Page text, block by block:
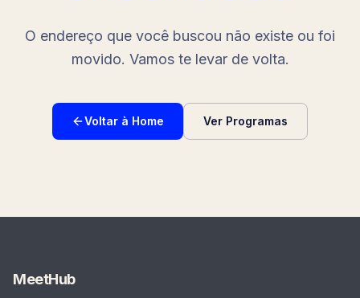
O endereço que você buscou não existe ou foi
movido. Vamos te levar de volta.
Voltar à Home Ver Programas
MeetHub